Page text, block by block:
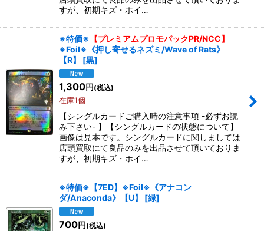
すが、初期キズ・ホイ…
※特価※ 【プレミアムプロモパックPR/NCC】
※Foil※《押し寄せるネズミ/Wave of Rats》
【R】
[黒]
1,300円 (税込)
在庫1個
【シングルカードご購入時の注意事項 -必ずお読
み下さい- 】【シングルカードの状態について】
画像は見本です。シングルカードに関しましては
店頭買取にて良品のみを出品させて頂いておりま
すが、初期キズ・ホイ…
※特価※【7ED】※Foil※《アナコン
ダ/Anaconda》【U】
[緑]
700円 (税込)